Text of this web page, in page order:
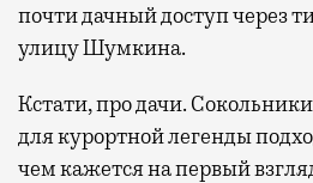
почти дачный доступ через
улицу Шумкина.
Кстати, про дачи.
для курортной легенды
чем кажется на первый